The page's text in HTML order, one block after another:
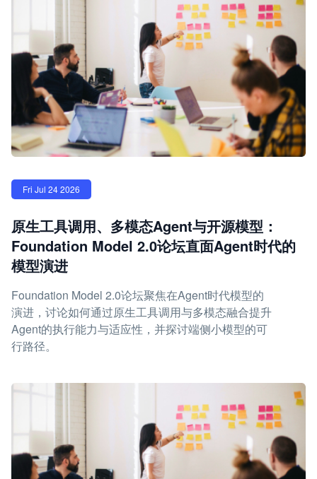
Fri Jul 24 2026
原生工具调用、多模态Agent与开源模型：
Foundation Model 2.0论坛直面Agent时代的
模型演进
Foundation Model 2.0论坛聚焦在Agent时代模型的
演进，讨论如何通过原生工具调用与多模态融合提升
Agent的执行能力与适应性，并探讨端侧小模型的可
行路径。